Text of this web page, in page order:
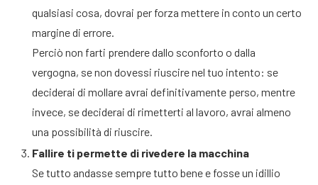
qualsiasi cosa, dovrai per forza mettere in conto un certo
margine di errore.
Perciò non farti prendere dallo sconforto o dalla
vergogna, se non dovessi riuscire nel tuo intento: se
deciderai di mollare avrai definitivamente perso, mentre
invece, se deciderai di rimetterti al lavoro, avrai almeno
una possibilità di riuscire.
Fallire ti permette di rivedere la macchina
Se tutto andasse sempre tutto bene e fosse un idillio